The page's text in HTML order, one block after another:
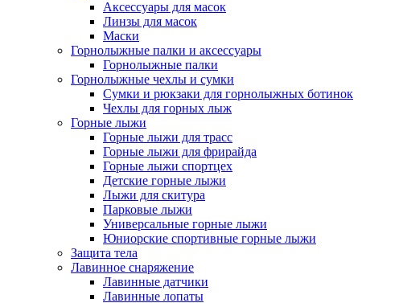
Аксессуары для масок
Линзы для масок
Маски
Горнолыжные палки и аксессуары
Горнолыжные палки
Горнолыжные чехлы и сумки
Сумки и рюкзаки для горнолыжных ботинок
Чехлы для горных лыж
Горные лыжи
Горные лыжи для трасс
Горные лыжи для фрирайда
Горные лыжи спортцех
Детские горные лыжи
Лыжи для скитура
Парковые лыжи
Универсальные горные лыжи
Юниорские спортивные горные лыжи
Защита тела
Лавинное снаряжение
Лавинные датчики
Лавинные лопаты